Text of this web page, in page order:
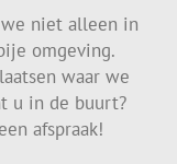
we niet alleen in
omgeving.
waar we
u in de buurt?
afspraak!